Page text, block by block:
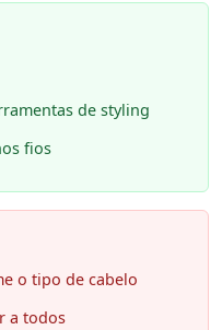
de styling
fios
o tipo de cabelo
a todos